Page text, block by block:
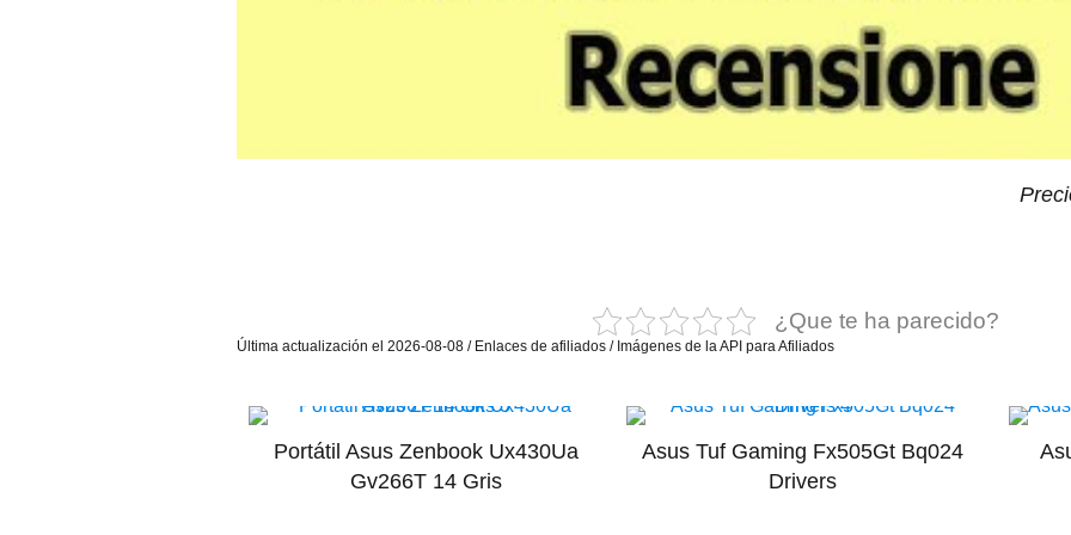
¿Que te ha parecido?
Última actualización el 2026-08-08 / Enlaces de afiliados / Imágenes de la API para Afiliados
Portátil Asus Zenbook Ux430Ua
Gv266T 14 Gris
Asus Tuf Gaming Fx505Gt Bq024
Drivers